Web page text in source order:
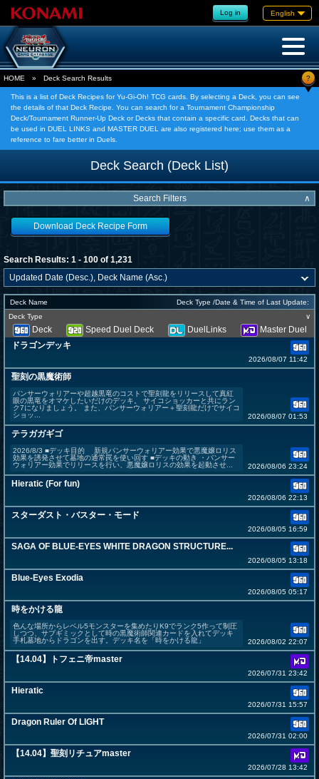
Log in English
HOME » Deck Search Results ?
This is a list of Deck Recipes for Yu-Gi-Oh! TCG cards. By selecting a Deck, you can see
the details of that Deck Recipe. You can search for a Tournament Championship
Deck/Tournament Runner-Up Deck or Decks that contain a specific card. Decks that can
be used in DUEL LINKS and MASTER DUEL are also registered here; use them as a
reference to fare better in Duels.
Deck Search (Deck List)
Search Filters ∧
Download Deck Recipe Form
Search Results: 1 - 100 of 1,231
Deck Name
Deck Type /Date & Time of Last Update:
Deck Type
∨
Deck Speed Duel Deck DuelLinks
Master Duel
ドラゴンデッキ
2026/08/07 11:42
聖刻の黒魔術師
パンサーウォリアーや超越黒竜のコストで聖刻龍をリリースして真紅
眼の黒竜をオマケしたいだけのデッキ。 サイコショッカーと共にラン
ク7になりましょう。 また、パンサーウォリアー＋聖刻龍だけでサイコ
ショッ...
2026/08/07 01:53
テラガガギゴ
2026/8/3 ■デッキ目的 新規パンサーウォリアー効果で悪魔嬢ロリス
効果を誘発させて墓地の通常罠を使い回す ■デッキの動き ・パンサー
ウォリアー効果でリリースを行い、悪魔嬢ロリスの効果を起動させ...
2026/08/06 23:24
Hieratic (For fun)
2026/08/06 22:13
スターダスト・バスター・モード
2026/08/05 16:59
SAGA OF BLUE-EYES WHITE DRAGON STRUCTURE...
2026/08/05 13:18
Blue-Eyes Exodia
2026/08/05 05:17
時をかける龍
色んな場所からレベル5モンスターを集めたりK9でランク5作って制圧
しつつ、サブギミックとして時の黒魔術師関連カードを入れてデッキ
手札墓地からドラゴンを出す。デッキ名を「時をかける龍」
2026/08/02 22:07
【14.04】トフェニ帝master
2026/07/31 23:42
Hieratic
2026/07/31 15:57
Dragon Ruler Of LIGHT
2026/07/31 02:00
【14.04】聖刻リチュアmaster
2026/07/28 13:42